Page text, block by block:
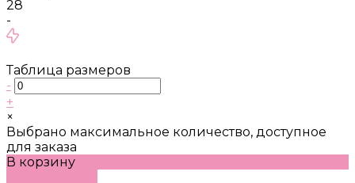
28
-
Таблица размеров
-
+
×
Выбрано максимальное количество, доступное
для заказа
В корзину